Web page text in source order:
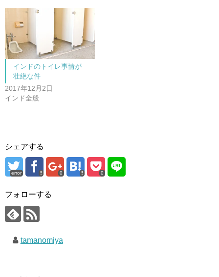
開
き
ま
す
ウ
で
開
き
)
インドのトイレ事情が
壮絶な件
2017年12月2日
インド全般
シェアする
error 0 0
フォローする
tamanomiya